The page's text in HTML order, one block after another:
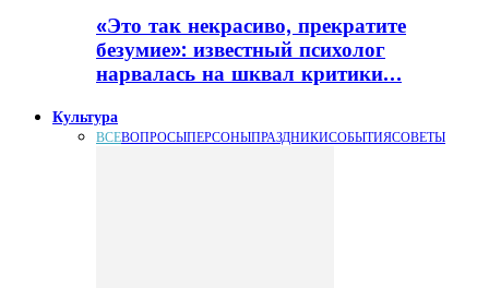
«Это так некрасиво, прекратите
безумие»: известный психолог
нарвалась на шквал критики…
Культура
ВСЕВОПРОСЫПЕРСОНЫПРАЗДНИКИСОБЫТИЯСОВЕТЫ